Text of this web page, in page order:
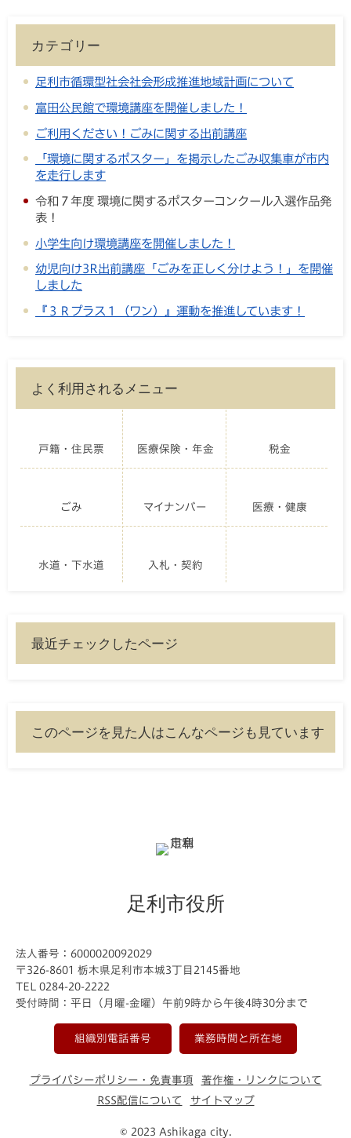
カテゴリー
足利市循環型社会社会形成推進地域計画について
富田公民館で環境講座を開催しました！
ご利用ください！ごみに関する出前講座
「環境に関するポスター」を掲示したごみ収集車が市内
を走行します
令和７年度 環境に関するポスターコンクール入選作品発
表！
小学生向け環境講座を開催しました！
幼児向け3R出前講座「ごみを正しく分けよう！」を開催
しました
『３Ｒプラス１（ワン）』運動を推進しています！
よく利用されるメニュー
戸籍・住民票 医療保険・年金 税金
ごみ マイナンバー 医療・健康
水道・下水道 入札・契約
最近チェックしたページ
このページを見た人はこんなページも見ています
足利市役所
法人番号：6000020092029
〒326-8601 栃木県足利市本城3丁目2145番地
TEL 0284-20-2222
受付時間：平日（月曜-金曜）午前9時から午後4時30分まで
組織別電話番号 業務時間と所在地
プライバシーポリシー・免責事項
著作権・リンクについて
RSS配信について
サイトマップ
© 2023 Ashikaga city.